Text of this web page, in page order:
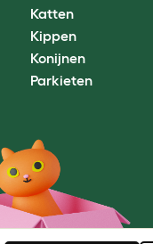
Katten
Kippen
Konijnen
Parkieten